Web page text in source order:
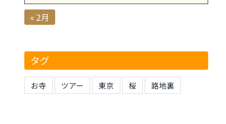
« 2月
タグ
お寺 ツアー 東京 桜 路地裏